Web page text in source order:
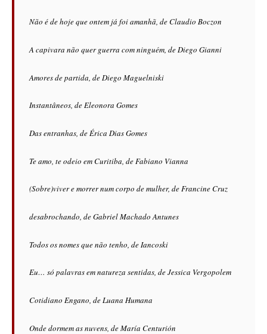
Não é de hoje que ontem já foi amanhã, de Claudio Boczon
A capivara não quer guerra com ninguém, de Diego Gianni
Amores de partida, de Diego Maguelniski
Instantâneos, de Eleonora Gomes
Das entranhas, de Érica Dias Gomes
Te amo, te odeio em Curitiba, de Fabiano Vianna
(Sobre)viver e morrer num corpo de mulher, de Francine Cruz
desabrochando, de Gabriel Machado Antunes
Todos os nomes que não tenho, de Iancoski
Eu… só palavras em natureza sentidas, de Jessica Vergopolem
Cotidiano Engano, de Luana Humana
Onde dormem as nuvens, de María Centurión